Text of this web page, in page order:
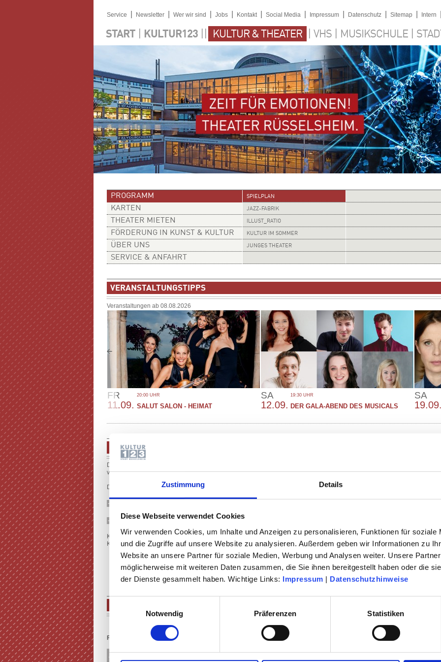
Zustimmung Details
Diese Webseite verwendet Cookies
Wir verwenden Cookies, um Inhalte und Anzeigen zu personalisieren, Funktionen für soziale
und die Zugriffe auf unsere Website zu analysieren. Außerdem geben wir Informationen zu
Website an unsere Partner für soziale Medien, Werbung und Analysen weiter. Unsere
möglicherweise mit weiteren Daten zusammen, die Sie ihnen bereitgestellt haben oder die
der Dienste gesammelt haben. Wichtige Links: Impressum | Datenschutzhinweise
Einwilligungsauswahl
Notwendig
Präferenzen Statistiken
Service Newsletter Wer wir sind Jobs Kontakt Social Media Impressum Datenschutz Sitemap Intern
START KULTUR123 KULTUR & THEATER VHS MUSIKSCHULE
PROGRAMM
KARTEN
THEATER MIETEN
FÖRDERUNG IN KUNST & KULTUR
ÜBER UNS
SERVICE & ANFAHRT
SPIELPLAN
JAZZ-FABRIK
ILLUST_RATIO
KULTUR IM SOMMER
JUNGES THEATER
VERANSTALTUNGSTIPPS
Veranstaltungen ab 08.08.2026
FR
11.09.
20:00 UHR
SALUT SALON - HEIMAT
SA
12.09.
19:30 UHR
DER GALA-ABEND DES MUSICALS
SA
19.09.
PROGRAMM SPIELZEIT 2026/2027
Das Programm der Spielzeit 2026/27 ist als E-Paper sowie als Druckmedium
veröffentlicht.
Der Kartenvorverkauf für alle Veranstaltungen der neuen Spielzeit ist gestartet .
PROGRAMM (PDF)
Karten erhalten Sie Online in der jeweiligen Veranstaltung oder im Servicecenter
Kultur123, Am Treff 1, Rüsselsheim, Telefon 0 61 42 / 83 26 30.
Filter nach Sparten:
Alle Veranstaltungen Schauspiel & Komödie Oper & Operette Ballett & Tanz Konzerte & Classic-Café